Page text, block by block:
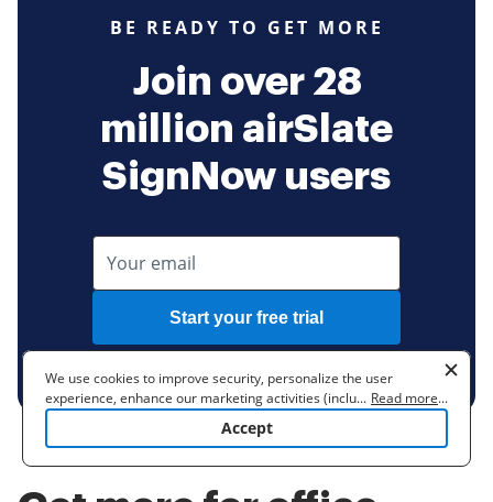
BE READY TO GET MORE
Join over 28
million airSlate
SignNow users
Start your free trial
We use cookies to improve security, personalize the user
experience, enhance our marketing activities (including
cooperating with our 3rd party partners) and for other business
to learn more. By clicking "Accept"
... Read more...
Accept